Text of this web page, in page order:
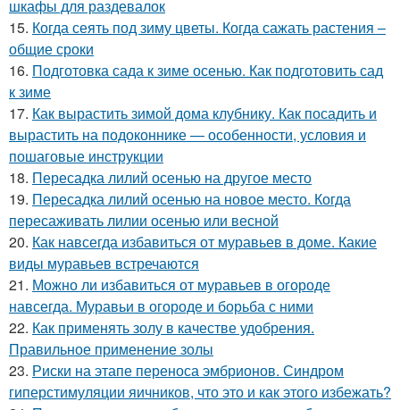
шкафы для раздевалок
15. Когда сеять под зиму цветы. Когда сажать растения –
общие сроки
16. Подготовка сада к зиме осенью. Как подготовить сад
к зиме
17. Как вырастить зимой дома клубнику. Как посадить и
вырастить на подоконнике — особенности, условия и
пошаговые инструкции
18. Пересадка лилий осенью на другое место
19. Пересадка лилий осенью на новое место. Когда
пересаживать лилии осенью или весной
20. Как навсегда избавиться от муравьев в доме. Какие
виды муравьев встречаются
21. Можно ли избавиться от муравьев в огороде
навсегда. Муравьи в огороде и борьба с ними
22. Как применять золу в качестве удобрения.
Правильное применение золы
23. Риски на этапе переноса эмбрионов. Синдром
гиперстимуляции яичников, что это и как этого избежать?